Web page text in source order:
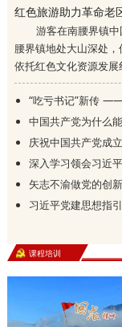
红色旅游助力革命老
游客在南腰界镇
腰界镇地处大山深处
依托红色文化资源发展
中国共产党为什么
深入学习领会习近
习近平党建思想指
课程培训